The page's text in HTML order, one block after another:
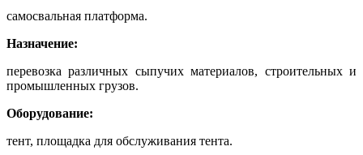
самосвальная платформа.
Назначение:
перевозка различных сыпучих материалов, строительных и
промышленных грузов.
Оборудование:
тент, площадка для обслуживания тента.